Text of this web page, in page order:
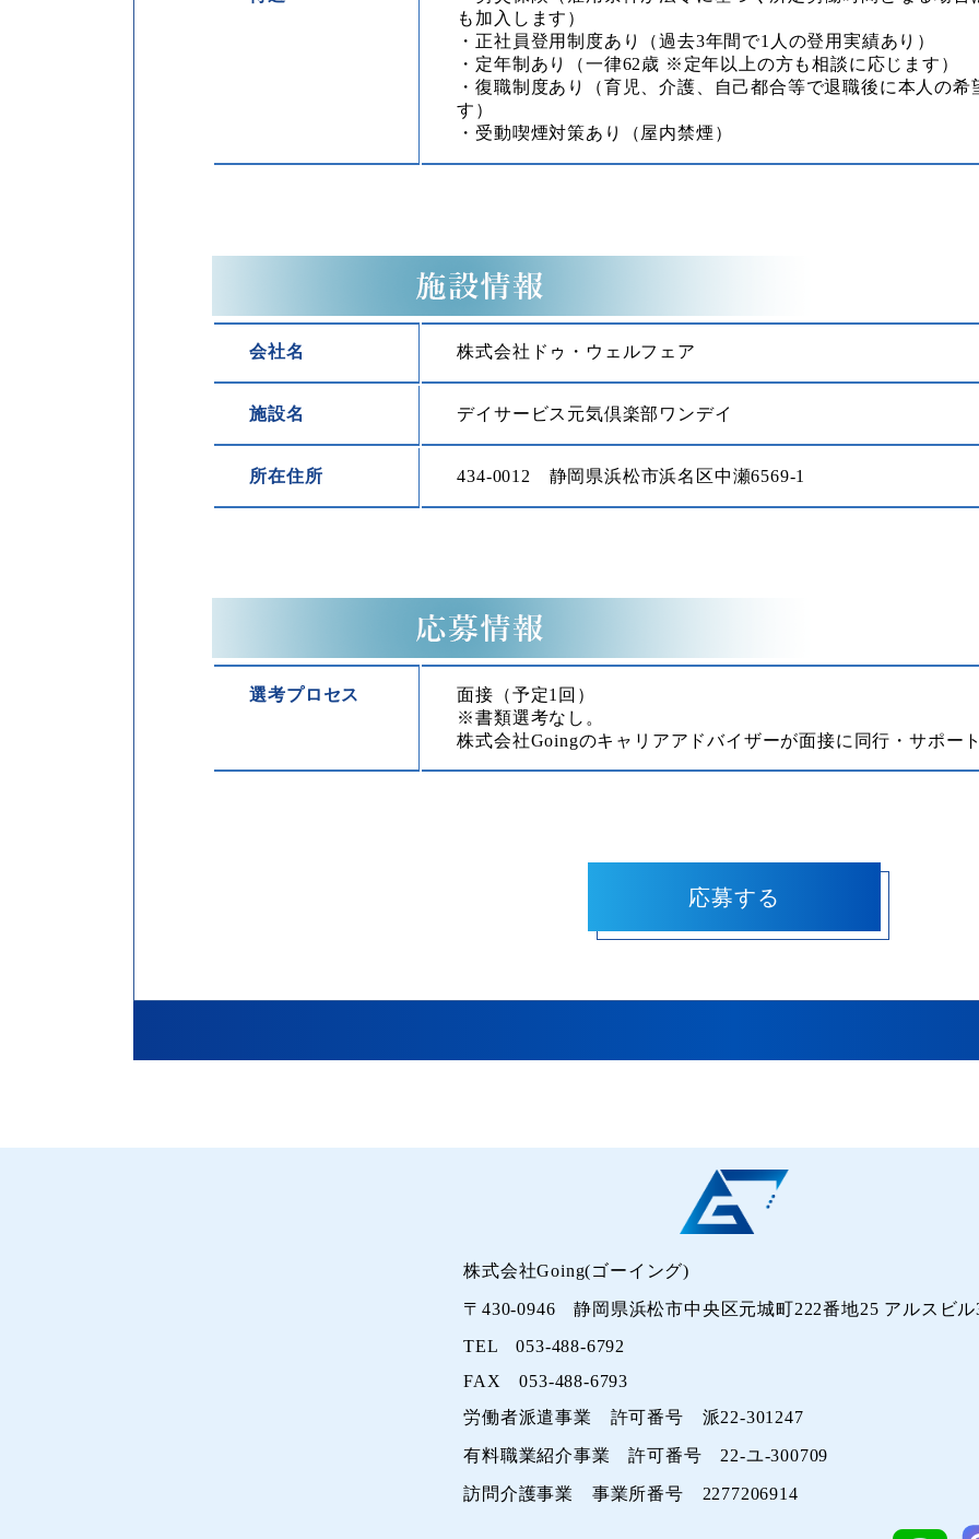
も加入します）
・正社員登用制度あり（過去3年間で1人の登用実績あり）
・定年制あり（一律62歳 ※定年以上の方も相談に応じます）
・復職制度あり（育児、介護、自己都合等で退職後に本人の
す）
・受動喫煙対策あり（屋内禁煙）
会社名 株式会社ドゥ・ウェルフェア
施設名 デイサービス元気倶楽部ワンデイ
所在住所 434-0012 静岡県浜松市浜名区中瀬6569-1
選考プロセス
面接（予定1回）
※書類選考なし。
株式会社Goingのキャリアアドバイザーが面接に同行・サポー
株式会社Going(ゴーイング)
〒430-0946 静岡県浜松市中央区元城町222番地25 アルスビル
TEL 053-488-6792
FAX 053-488-6793
労働者派遣事業 許可番号 派22-301247
有料職業紹介事業 許可番号 22-ユ-300709
訪問介護事業 事業所番号 2277206914